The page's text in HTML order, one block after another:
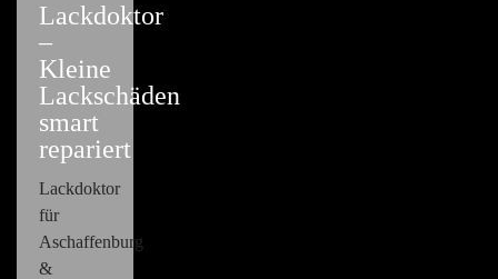
Lackdoktor
–
Kleine
Lackschäden
smart
repariert
Lackdoktor
für
Aschaffenburg
&